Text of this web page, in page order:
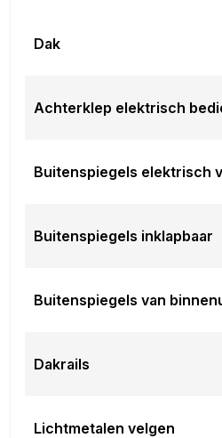
Dak
Achterklep elektrisch
Buitenspiegels elektrisch
Buitenspiegels inklapbaar
Buitenspiegels van
Dakrails
Lichtmetalen velgen